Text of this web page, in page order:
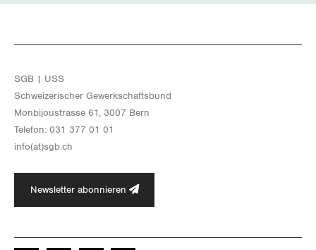
SGB | USS
Schwei­ze­ri­scher Ge­werk­schafts­bund
Mon­bi­joustras­se 61, 3007 Bern
Te­le­fon: 031 377 01 01
info(at)​sgb.​ch
Newsletter abonnieren